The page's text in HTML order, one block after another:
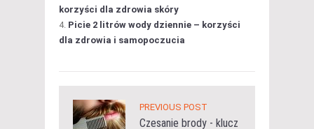
korzyści dla zdrowia skóry
Picie 2 litrów wody dziennie – korzyści
dla zdrowia i samopoczucia
PREVIOUS POST
Czesanie brody - klucz